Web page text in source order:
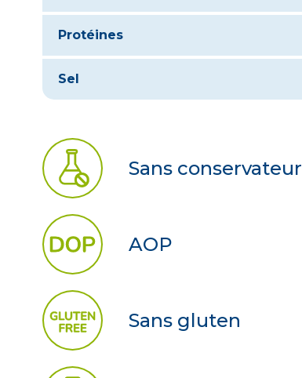
Protéines
Sel
Sans conservateur
AOP
Sans gluten